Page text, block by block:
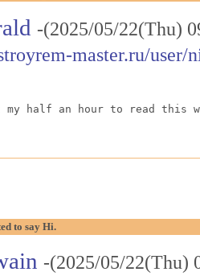
-(2025/05/22(Thu)
master.ru/user/
my half an hour to read
to say Hi.
-(2025/05/